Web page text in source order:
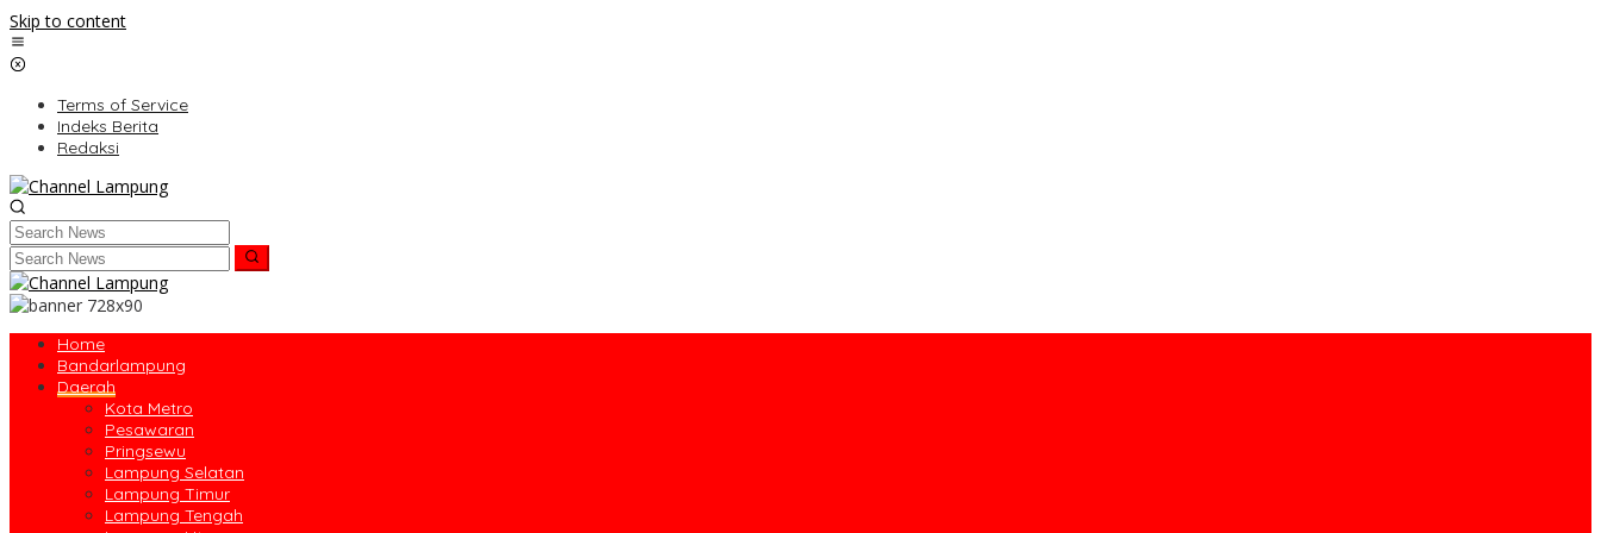
Skip to content
Terms of Service
Indeks Berita
Redaksi
Home
Bandarlampung
Daerah
Kota Metro
Pesawaran
Pringsewu
Lampung Selatan
Lampung Timur
Lampung Tengah